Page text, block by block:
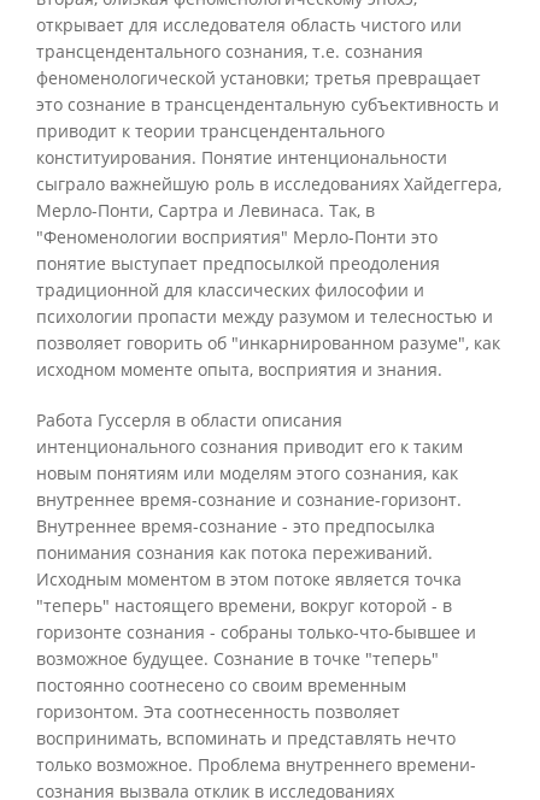
открывает для исследователя область чистого или
трансцендентального сознания, т.е. сознания
феноменологической установки; третья превращает
это сознание в трансцендентальную субъективность и
приводит к теории трансцендентального
конституирования. Понятие интенциональности
сыграло важнейшую роль в исследованиях Хайдеггера,
Мерло-Понти, Сартра и Левинаса. Так, в
"Феноменологии восприятия" Мерло-Понти это
понятие выступает предпосылкой преодоления
традиционной для классических философии и
психологии пропасти между разумом и телесностью и
позволяет говорить об "инкарнированном разуме", как
исходном моменте опыта, восприятия и знания.
Работа Гуссерля в области описания
интенционального сознания приводит его к таким
новым понятиям или моделям этого сознания, как
внутреннее время-сознание и сознание-горизонт.
Внутреннее время-сознание - это предпосылка
понимания сознания как потока переживаний.
Исходным моментом в этом потоке является точка
"теперь" настоящего времени, вокруг которой - в
горизонте сознания - собраны только-что-бывшее и
возможное будущее. Сознание в точке "теперь"
постоянно соотнесено со своим временным
горизонтом. Эта соотнесенность позволяет
воспринимать, вспоминать и представлять нечто
только возможное. Проблема внутреннего времени-
сознания вызвала отклик в исследованиях